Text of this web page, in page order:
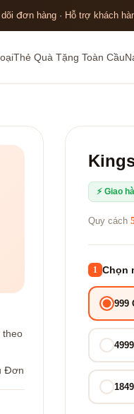
đơn hàng · Hỗ trợ khách
Thẻ Quà Tặng Toàn Cầu
theo
Đơn
⚡ Giao
Quy cách
1 Chọn
999